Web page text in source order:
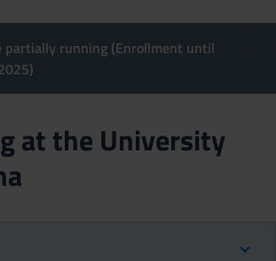
partially running (Enrollment until
at the University